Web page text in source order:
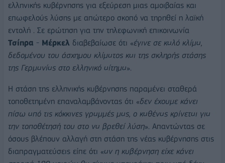
ελληνικής κυβέρνησης για εξεύρεση μιας αμοιβαίας και
επωφελούς λύσης με απώτερο σκοπό να τηρηθεί η λαϊκή
εντολή . Σε ερώτηση για την τηλεφωνική επικοινωνία
Τσίπρα - Μέρκελ διαβεβαίωσε ότι «έγινε σε καλό κλίμα,
δεδομένου του άσχημου κλίματος και της σκληρής στάσης
της Γερμανίας στο ελληνικό αίτημα».
Η στάση της ελληνικής κυβέρνησης παραμένει σταθερά
τοποθετημένη επαναλαμβάνοντας ότι «δεν έχουμε κάνει
πίσω από τις κόκκινες γραμμές μας, ο καθένας κρίνεται για
την τοποθέτησή του στο να βρεθεί λύση». Απαντώντας σε
όσους βλέπουν αλλαγή στη στάση της νέας κυβέρνησης στις
διαπραγματεύσεις είπε ότι «αν η κυβέρνηση είχε κάνει